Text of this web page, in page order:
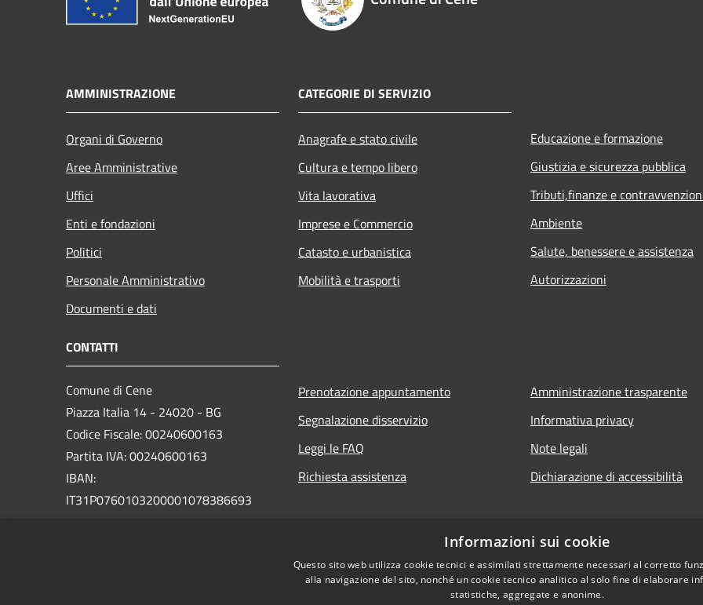
AMMINISTRAZIONE
Organi di Governo
Aree Amministrative
Uffici
Enti e fondazioni
Politici
Personale Amministrativo
Documenti e dati
CATEGORIE DI SERVIZIO
Anagrafe e stato civile
Cultura e tempo libero
Vita lavorativa
Imprese e Commercio
Catasto e urbanistica
Mobilità e trasporti
Educazione e formazione
Giustizia e sicurezza pubblica
Tributi,finanze e
Ambiente
Salute, benessere e assistenza
Autorizzazioni
CONTATTI
Comune di Cene
Piazza Italia 14 - 24020 - BG
Codice Fiscale: 00240600163
Partita IVA: 00240600163
IBAN:
IT31P0760103200001078386693
Prenotazione appuntamento
Segnalazione disservizio
Leggi le FAQ
Richiesta assistenza
Amministrazione trasparente
Informativa privacy
Note legali
Dichiarazione di accessibilità
Informazioni sui cookie
Questo sito web utilizza cookie tecnici e assimilati strettamente necessari al corretto
alla navigazione del sito, nonché un cookie tecnico analitico al solo fine di elaborare
statistiche, aggregate e anonime.